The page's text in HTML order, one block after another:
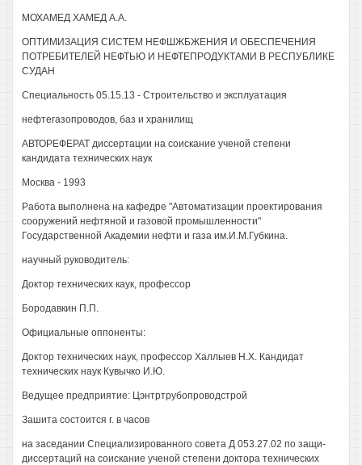
МОХАМЕД ХАМЕД A.A.
ОПТИМИЗАЦИЯ СИСТЕМ НЕФШЖБЖЕНИЯ И ОБЕСПЕЧЕНИЯ
ПОТРЕБИТЕЛЕЙ НЕФТЬЮ И НЕФТЕПРОДУКТАМИ В РЕСПУБЛИКЕ
СУДАН
Специальность 05.15.13 - Строительство и эксплуатация
нефтегазопроводов, баз и хранилищ
АВТОРЕФЕРАТ диссертации на соискание ученой степени
кандидата технических наук
Москва - 1993
Работа выполнена на кафедре "Автоматизации проектирования
сооружений нефтяной и газовой промышленности"
Государственной Академии нефти и газа им.И.М.Губкина.
научный руководитель:
Доктор технических каук, профессор
Бородавкин П.П.
Официальные оппоненты:
Доктор технических наук, профессор Халлыев Н.Х. Кандидат
технических наук Кувычко И.Ю.
Ведущее предприятие: Цэнтртрубопроводстрой
Зашита состоится г. в часов
на заседании Специализированного совета Д 053.27.02 по защи-
диссертаций на соискание ученой степени доктора технических